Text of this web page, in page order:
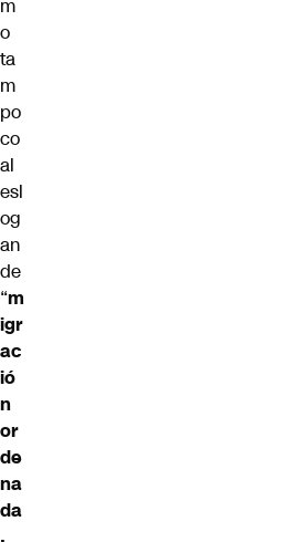
m
o
ta
m
po
co
al
esl
og
an
de
“m
igr
ac
ió
n
or
de
na
da